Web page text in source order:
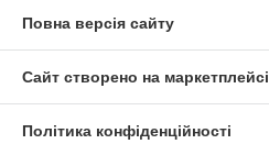
Повна версія сайту
Сайт створено на маркетплейсі
Політика конфіденційності